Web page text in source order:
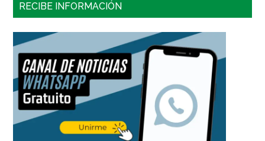
RECIBE INFORMACIÓN